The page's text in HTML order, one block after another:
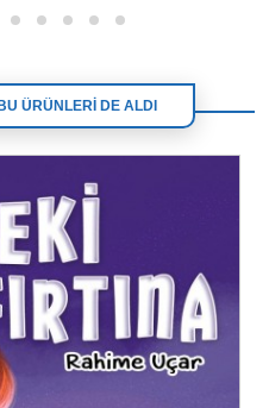
ÜRÜNLERİ DE ALDI